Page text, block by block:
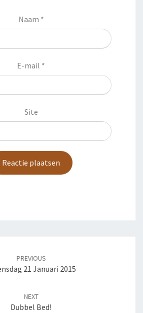
Naam *
E-mail *
Site
PREVIOUS
21 Januari 2015
NEXT
Dubbel Bed!